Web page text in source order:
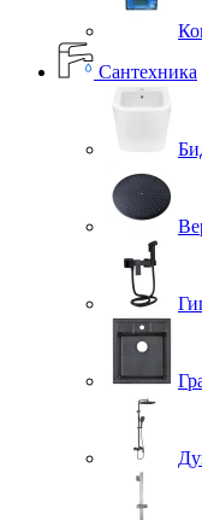
Сантехника